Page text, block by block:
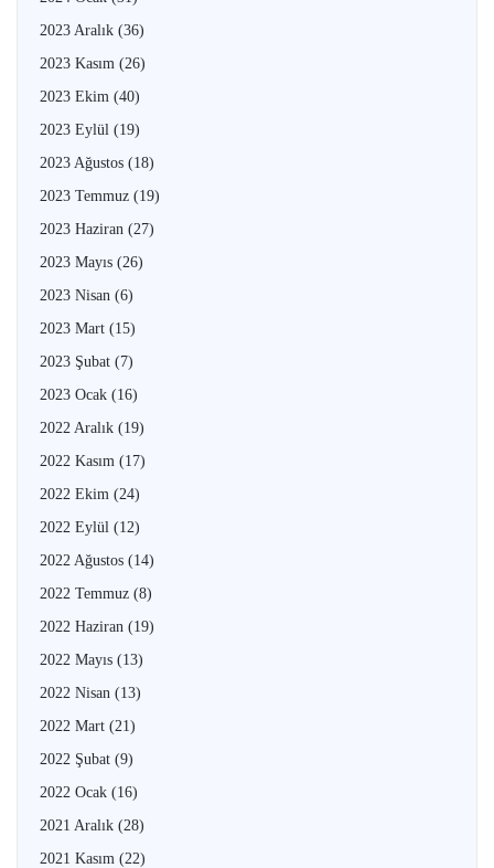
2023 Aralık (36)
2023 Kasım (26)
2023 Ekim (40)
2023 Eylül (19)
2023 Ağustos (18)
2023 Temmuz (19)
2023 Haziran (27)
2023 Mayıs (26)
2023 Nisan (6)
2023 Mart (15)
2023 Şubat (7)
2023 Ocak (16)
2022 Aralık (19)
2022 Kasım (17)
2022 Ekim (24)
2022 Eylül (12)
2022 Ağustos (14)
2022 Temmuz (8)
2022 Haziran (19)
2022 Mayıs (13)
2022 Nisan (13)
2022 Mart (21)
2022 Şubat (9)
2022 Ocak (16)
2021 Aralık (28)
2021 Kasım (22)